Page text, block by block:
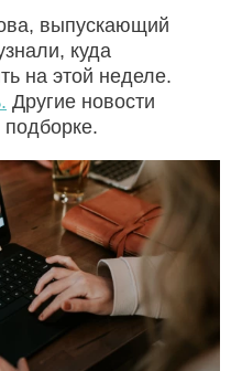
выпускающий
куда
на этой неделе.
Другие новости